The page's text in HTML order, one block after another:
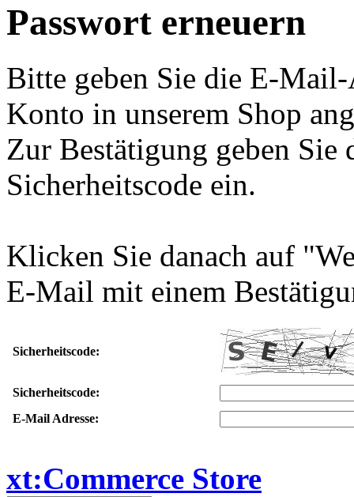
Passwort erneuern
Bitte geben Sie die E-
Konto in unserem Shop
Zur Bestätigung geben Sie
Sicherheitscode ein.
Klicken Sie danach auf
E-Mail mit einem
Sicherheitscode:
Sicherheitscode:
E-Mail Adresse:
xt:Commerce Store